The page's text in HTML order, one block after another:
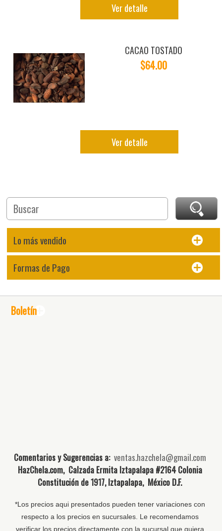
Ver detalle
CACAO TOSTADO
$64.00
Ver detalle
Lo más vendido
Formas de Pago
Boletín
Comentarios y Sugerencias a: ventas.hazchela@gmail.com
HazChela.com, Calzada Ermita Iztapalapa #2164 Colonia
Constitución de 1917, Iztapalapa, México D.F.
*Los precios aqui presentados pueden tener variaciones con
respecto a los precios en sucursales. Le recomendamos
verificar los precios directamente con la sucursal que quiera